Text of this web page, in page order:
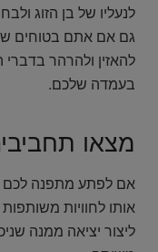
לנעליו של בן הזוג
גם אם אתם בטוחים
להאזין ולהרהר
בעמדה שלכם.
מצאו
אם לפתע מתפנה לכם
אותו לחוויות
ליצור יציאה ממנה